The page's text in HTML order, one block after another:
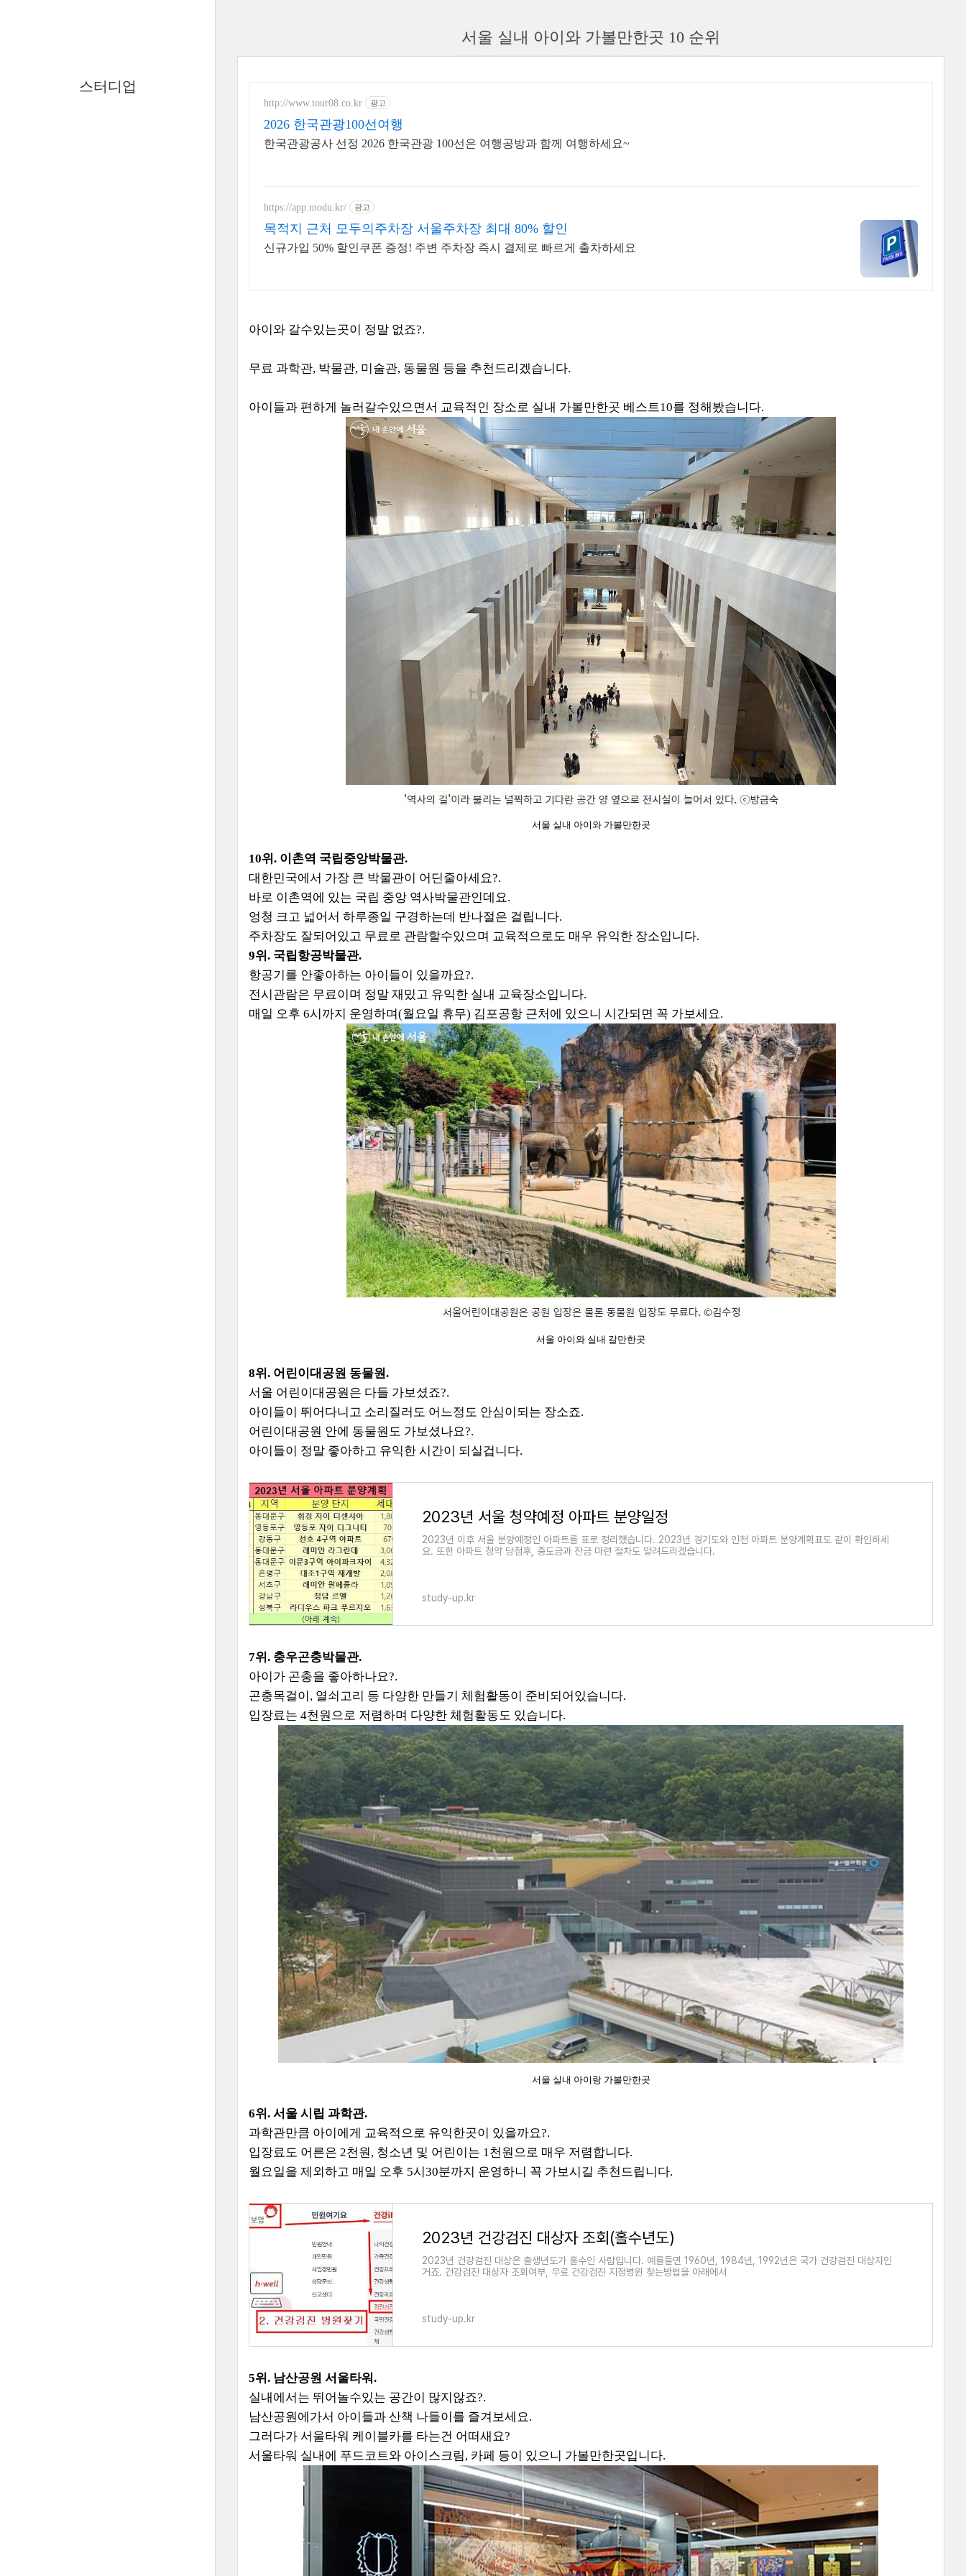
스터디업
서울 실내 아이와 가볼만한곳 10 순위
http://www.tour08.co.kr 광고
2026 한국관광100선여행
한국관광공사 선정 2026 한국관광 100선은 여행공방과 함께 여행하세요~
https://app.modu.kr/ 광고
목적지 근처 모두의주차장 서울주차장 최대 80% 할인
신규가입 50% 할인쿠폰 증정! 주변 주차장 즉시 결제로 빠르게 출차하세요
아이와 갈수있는곳이 정말 없죠?.
무료 과학관, 박물관, 미술관, 동물원 등을 추천드리겠습니다.
아이들과 편하게 놀러갈수있으면서 교육적인 장소로 실내 가볼만한곳 베스트10를 정해봤습니다.
서울 실내 아이와 가볼만한곳
10위. 이촌역 국립중앙박물관.
대한민국에서 가장 큰 박물관이 어딘줄아세요?.
바로 이촌역에 있는 국립 중앙 역사박물관인데요.
엉청 크고 넓어서 하루종일 구경하는데 반나절은 걸립니다.
주차장도 잘되어있고 무료로 관람할수있으며 교육적으로도 매우 유익한 장소입니다.
9위. 국립항공박물관.
항공기를 안좋아하는 아이들이 있을까요?.
전시관람은 무료이며 정말 재밌고 유익한 실내 교육장소입니다.
매일 오후 6시까지 운영하며(월요일 휴무) 김포공항 근처에 있으니 시간되면 꼭 가보세요.
서울 아이와 실내 갈만한곳
8위. 어린이대공원 동물원.
서울 어린이대공원은 다들 가보셨죠?.
아이들이 뛰어다니고 소리질러도 어느정도 안심이되는 장소죠.
어린이대공원 안에 동물원도 가보셨나요?.
아이들이 정말 좋아하고 유익한 시간이 되실겁니다.
2023년 서울 청약예정 아파트 분양일정
2023년 이후 서울 분양예정인 아파트를 표로 정리했습니다. 2023년 경기도와 인천 아파트 분양계획표도 같이 확인하세
요. 또한 아파트 청약 당첨후, 중도금과 잔금 마련 절차도 알려드리겠습니다.
study-up.kr
7위. 충우곤충박물관.
아이가 곤충을 좋아하나요?.
곤충목걸이, 열쇠고리 등 다양한 만들기 체험활동이 준비되어있습니다.
입장료는 4천원으로 저렴하며 다양한 체험활동도 있습니다.
서울 실내 아이랑 가볼만한곳
6위. 서울 시립 과학관.
과학관만큼 아이에게 교육적으로 유익한곳이 있을까요?.
입장료도 어른은 2천원, 청소년 및 어린이는 1천원으로 매우 저렴합니다.
월요일을 제외하고 매일 오후 5시30분까지 운영하니 꼭 가보시길 추천드립니다.
2023년 건강검진 대상자 조회(홀수년도)
2023년 건강검진 대상은 출생년도가 홀수인 사람입니다. 예를들면 1960년, 1984년, 1992년은 국가 건강검진 대상자인
거죠. 건강검진 대상자 조회여부, 무료 건강검진 지정병원 찾는방법을 아래에서
study-up.kr
5위. 남산공원 서울타워.
실내에서는 뛰어놀수있는 공간이 많지않죠?.
남산공원에가서 아이들과 산책 나들이를 즐겨보세요.
그러다가 서울타워 케이블카를 타는건 어떠새요?
서울타워 실내에 푸드코트와 아이스크림, 카페 등이 있으니 가볼만한곳입니다.